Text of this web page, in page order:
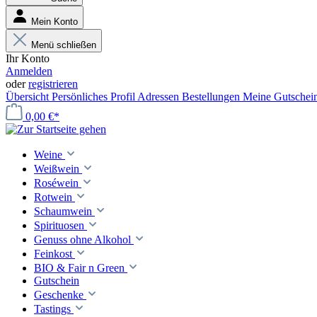
Mein Konto
Menü schließen
Ihr Konto
Anmelden
oderregistrieren
Übersicht Persönliches Profil Adressen Bestellungen Meine
0,00 €*
Weine
Weißwein
Roséwein
Rotwein
Schaumwein
Spirituosen
Genuss ohne Alkohol
Feinkost
BIO & Fair n Green
Gutschein
Geschenke
Tastings